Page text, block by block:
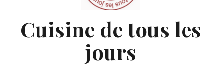
Cuisine de tous les
jours